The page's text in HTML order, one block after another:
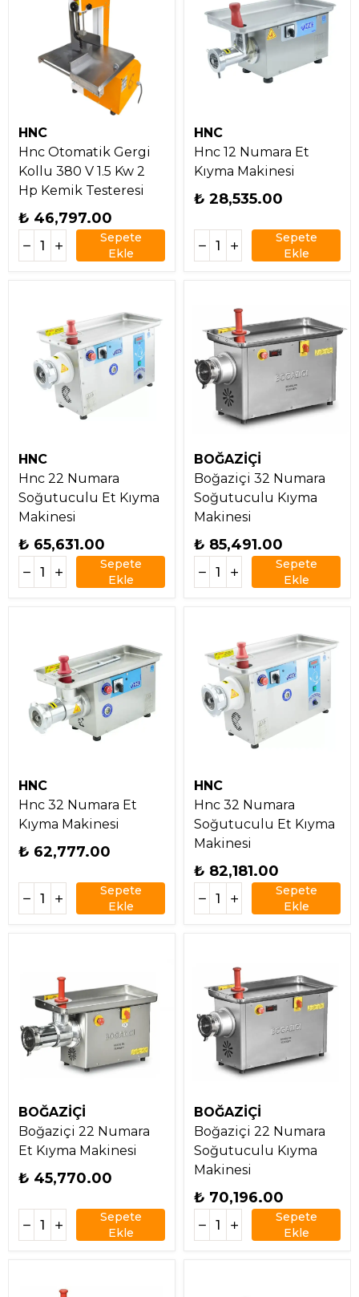
HNC
Hnc Otomatik Gergi
Kollu 380 V 1.5 Kw 2
Hp Kemik Testeresi
₺ 46,797.00
Sepete
Ekle
HNC
Hnc 12 Numara Et
Kıyma Makinesi
₺ 28,535.00
Sepete
Ekle
HNC
Hnc 22 Numara
Soğutuculu Et Kıyma
Makinesi
₺ 65,631.00
Sepete
Ekle
BOĞAZİÇİ
Boğaziçi 32 Numara
Soğutuculu Kıyma
Makinesi
₺ 85,491.00
Sepete
Ekle
HNC
Hnc 32 Numara Et
Kıyma Makinesi
₺ 62,777.00
Sepete
Ekle
HNC
Hnc 32 Numara
Soğutuculu Et Kıyma
Makinesi
₺ 82,181.00
Sepete
Ekle
BOĞAZİÇİ
Boğaziçi 22 Numara
Et Kıyma Makinesi
₺ 45,770.00
Sepete
Ekle
BOĞAZİÇİ
Boğaziçi 22 Numara
Soğutuculu Kıyma
Makinesi
₺ 70,196.00
Sepete
Ekle